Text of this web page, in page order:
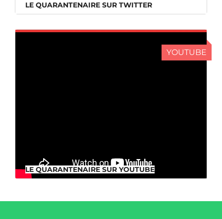
LE QUARANTENAIRE SUR TWITTER
YOUTUBE
LE QUARANTENAIRE SUR YOUTUBE